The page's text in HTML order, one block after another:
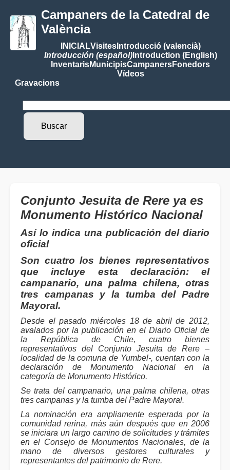
Campaners de la Catedral de
València
INICIALVisitesIntroducció (valencià)
Introducción (español)Introduction (English)
InventarisMunicipisCampanersFonedors
Vídeos
Gravacions
Conjunto Jesuita de Rere ya es
Monumento Histórico Nacional
Así lo indica una publicación del diario
oficial
Son cuatro los bienes representativos
que incluye esta declaración: el
campanario, una palma chilena, otras
tres campanas y la tumba del Padre
Mayoral.
Desde el pasado miércoles 18 de abril de 2012,
avalados por la publicación en el Diario Oficial de
la República de Chile, cuatro bienes
representativos del Conjunto Jesuita de Rere –
localidad de la comuna de Yumbel-, cuentan con la
declaración de Monumento Nacional en la
categoría de Monumento Histórico.
Se trata del campanario, una palma chilena, otras
tres campanas y la tumba del Padre Mayoral.
La nominación era ampliamente esperada por la
comunidad rerina, más aún después que en 2006
se iniciara un largo camino de solicitudes y trámites
en el Consejo de Monumentos Nacionales, de la
mano de diversos gestores culturales y
representantes del patrimonio de Rere.